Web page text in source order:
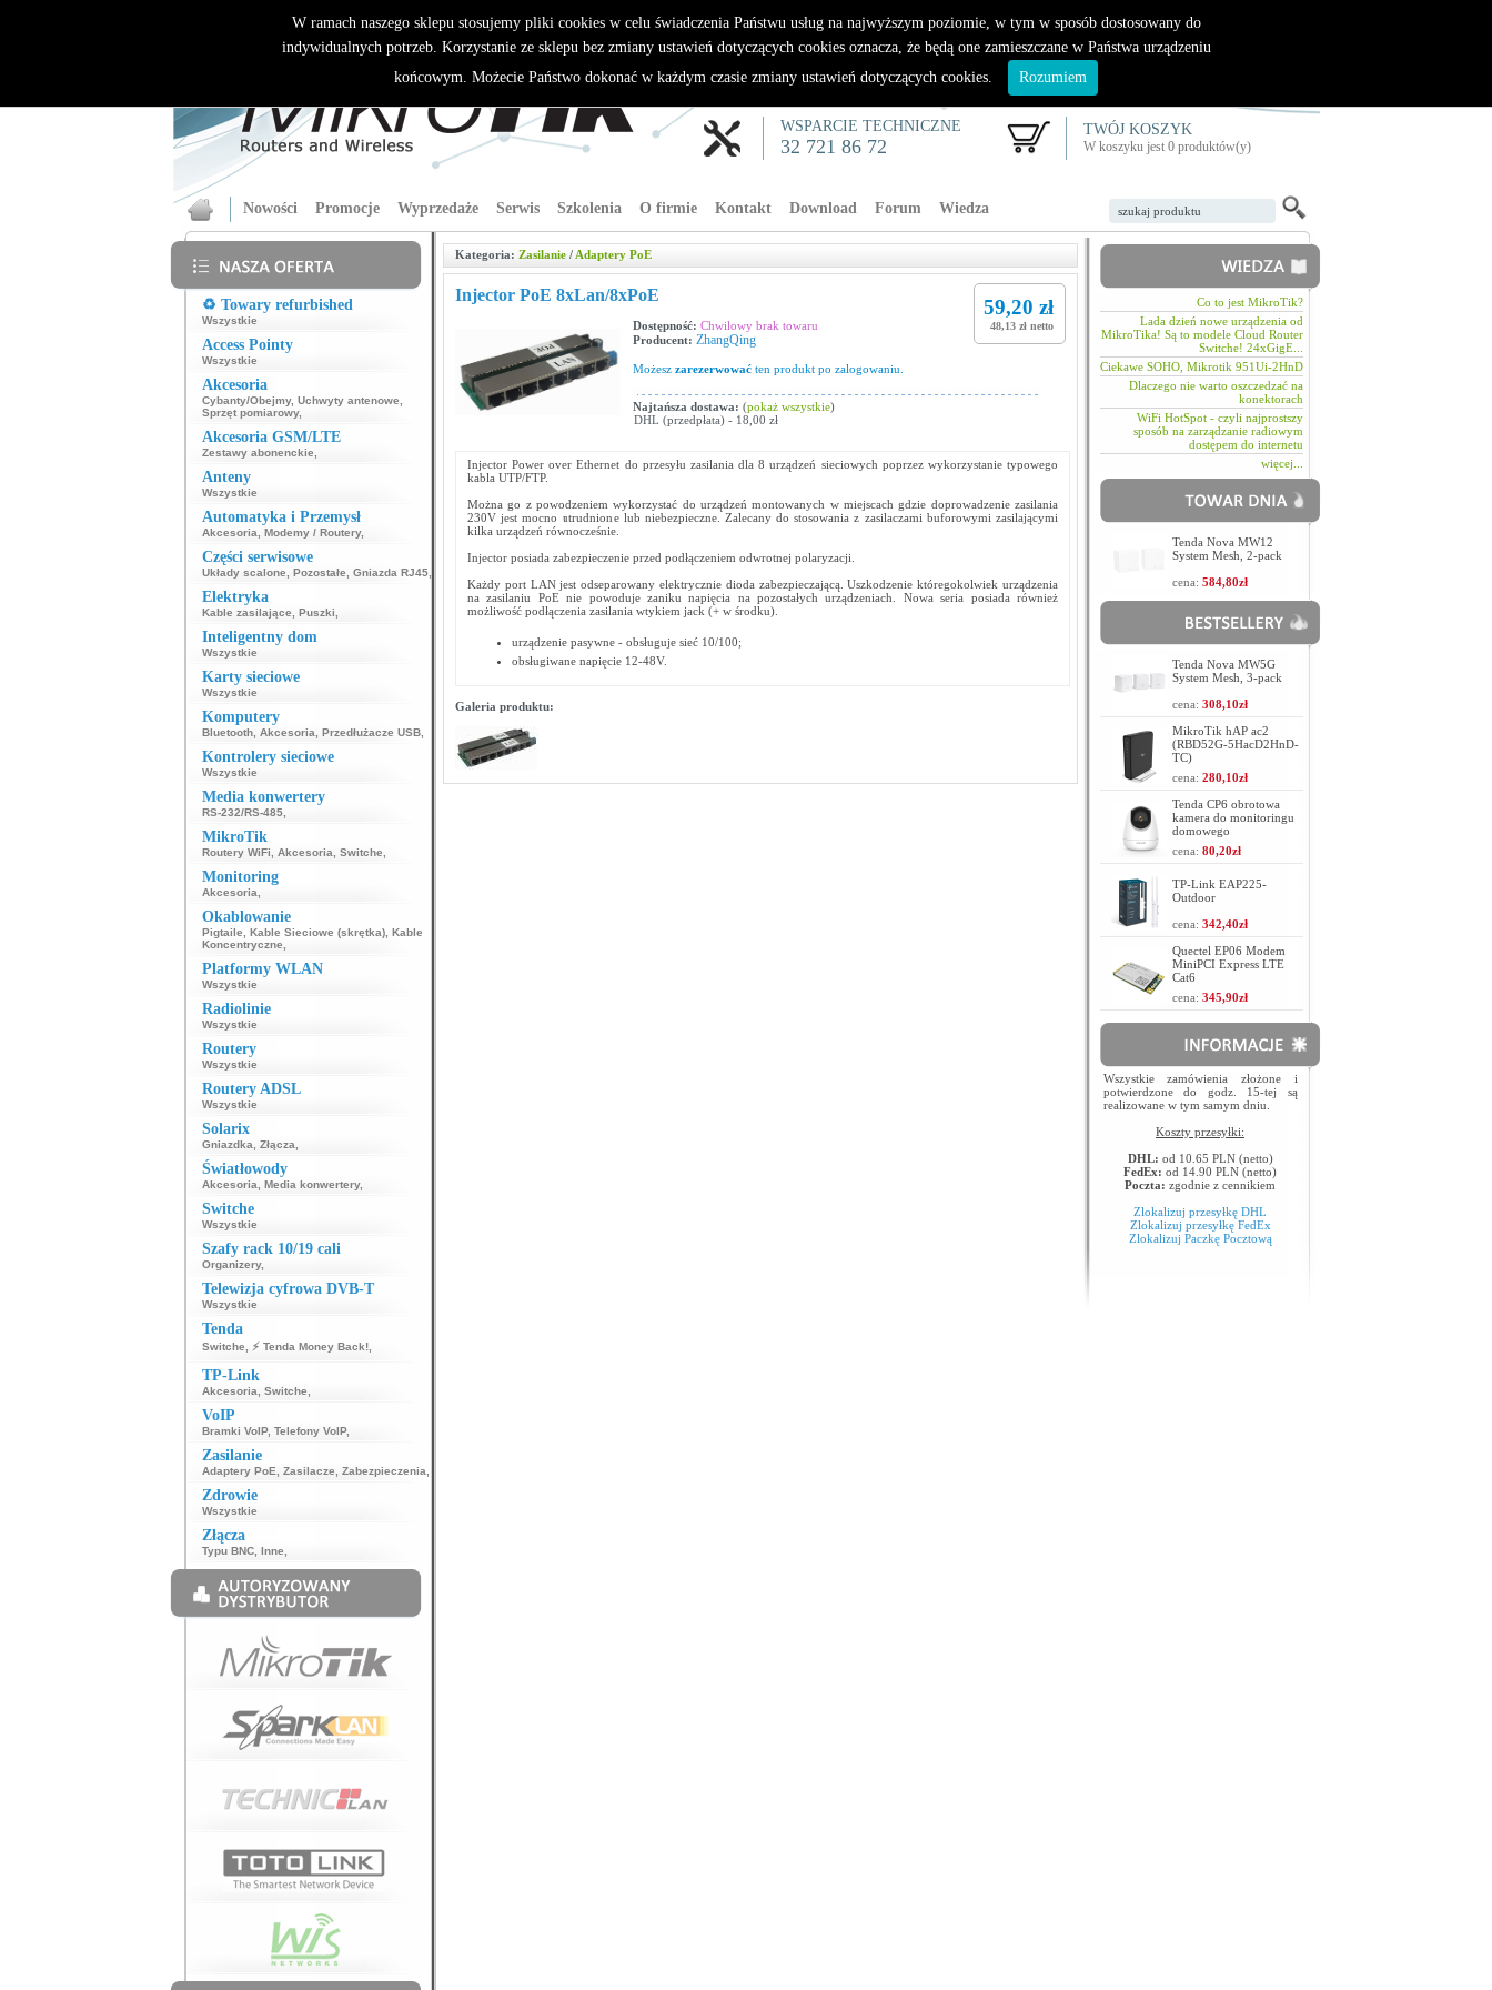
WSPARCIE TECHNICZNE
32 721 86 72
TWÓJ KOSZYK
W koszyku jest 0 produktów(y)
Nowości Promocje Wyprzedaże Serwis Szkolenia O firmie Kontakt Download Forum Wiedza
♻️ Towary refurbished
Wszystkie
Access Pointy
Wszystkie
Akcesoria
Cybanty/Obejmy, Uchwyty antenowe
Sprzęt pomiarowy,
Akcesoria GSM/LTE
Zestawy abonenckie
Anteny
Wszystkie
Automatyka i Przemysł
Akcesoria Modemy / Routery,
Części serwisowe
Układy scalone Pozostałe Gniazda RJ45,
Elektryka
Kable zasilające Puszki
Inteligentny dom
Wszystkie
Karty sieciowe
Wszystkie
Komputery
Bluetooth, Akcesoria Przedłużacze USB,
Kontrolery sieciowe
Wszystkie
Media konwertery
RS-232/RS-485,
MikroTik
Routery WiFi Akcesoria Switche
Monitoring
Akcesoria
Okablowanie
Pigtaile Kable Sieciowe (skrętka), Kable
Koncentryczne
Platformy WLAN
Wszystkie
Radiolinie
Wszystkie
Routery
Wszystkie
Routery ADSL
Wszystkie
Solarix
Gniazdka Złącza
Światłowody
Akcesoria Media konwertery,
Switche
Wszystkie
Szafy rack 10/19 cali
Organizery,
Telewizja cyfrowa DVB-T
Wszystkie
Tenda
Switche ⚡ Tenda Money Back!,
TP-Link
Akcesoria Switche
VoIP
Bramki VoIP, Telefony VoIP,
Zasilanie
Adaptery PoE Zasilacze Zabezpieczenia
Zdrowie
Wszystkie
Złącza
Typu BNC, Inne
Kategoria: Zasilanie / Adaptery PoE
Injector PoE 8xLan/8xPoE
59,20 zł
48,13 zł netto
Dostępność: Chwilowy brak towaru
Producent: ZhangQing
Możesz zarezerwować ten produkt po zalogowaniu.
Najtańsza dostawa: (pokaż wszystkie)
DHL (przedpłata) - 18,00 zł
Injector Power over Ethernet do przesyłu zasilania dla 8 urządzeń sieciowych poprzez wykorzystanie typowego
kabla UTP/FTP.
Można go z powodzeniem wykorzystać do urządzeń montowanych w miejscach gdzie doprowadzenie zasilania
230V jest mocno utrudnione lub niebezpieczne. Zalecany do stosowania z zasilaczami buforowymi zasilającymi
kilka urządzeń równocześnie.
Injector posiada zabezpieczenie przed podłączeniem odwrotnej polaryzacji.
Każdy port LAN jest odseparowany elektrycznie dioda zabezpieczającą. Uszkodzenie któregokolwiek urządzenia
na zasilaniu PoE nie powoduje zaniku napięcia na pozostałych urządzeniach. Nowa seria posiada również
możliwość podłączenia zasilania wtykiem jack (+ w środku).
urządzenie pasywne - obsługuje sieć 10/100;
obsługiwane napięcie 12-48V.
Galeria produktu:
Co to jest MikroTik?
Lada dzień nowe urządzenia od
MikroTika! Są to modele Cloud Router
Switche! 24xGigE...
Ciekawe SOHO, Mikrotik 951Ui-2HnD
Dlaczego nie warto oszczedzać na
konektorach
WiFi HotSpot - czyli najprostszy
sposób na zarządzanie radiowym
dostępem do internetu
więcej...
Tenda Nova MW12
System Mesh, 2-pack
cena: 584,80zł
Tenda Nova MW5G
System Mesh, 3-pack
cena: 308,10zł
MikroTik hAP ac2
(RBD52G-5HacD2HnD-
TC)
cena: 280,10zł
Tenda CP6 obrotowa
kamera do monitoringu
domowego
cena: 80,20zł
TP-Link EAP225-
Outdoor
cena: 342,40zł
Quectel EP06 Modem
MiniPCI Express LTE
Cat6
cena: 345,90zł
Wszystkie zamówienia złożone i
potwierdzone do godz. 15-tej są
realizowane w tym samym dniu.
Koszty przesyłki:
DHL: od 10.65 PLN (netto)
FedEx: od 14.90 PLN (netto)
Poczta: zgodnie z cennikiem
Zlokalizuj przesyłkę DHL
Zlokalizuj przesyłkę FedEx
Zlokalizuj Paczkę Pocztową
W ramach naszego sklepu stosujemy pliki cookies w celu świadczenia Państwu usług na najwyższym poziomie, w tym w sposób dostosowany do
indywidualnych potrzeb. Korzystanie ze sklepu bez zmiany ustawień dotyczących cookies oznacza, że będą one zamieszczane w Państwa urządzeniu
końcowym. Możecie Państwo dokonać w każdym czasie zmiany ustawień dotyczących cookies.
Rozumiem